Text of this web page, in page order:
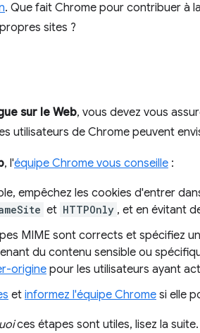
. Que fait Chrome pour contribuer à
sites ?
sur le Web, vous devez vous
utilisateurs de Chrome peuvent
, l'équipe Chrome vous conseille :
empêchez les cookies d'entrer
et HTTPOnly , et en évitant
MIME sont corrects et spécifiez
du contenu sensible ou
origine pour les utilisateurs ayant
et informez l'équipe Chrome si elle
ces étapes sont utiles, lisez la suite.